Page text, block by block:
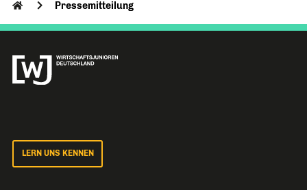
Pressemitteilung
LERN UNS KENNEN